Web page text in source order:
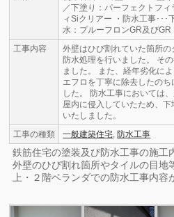
／下塗り：パーフェクトフ
ィSiクリアー ・防水工事･･･
水：プルーフロンGR及びGR
工事内容
外壁はひび割れていた箇所の
防水処理を行いました。 そ
ました。 また、経年劣化に
エフロを丁寧に除去したの
した。 防水工事においては
屋内に侵入していたため、
いたしました。
工事の種類
一般建築住宅 ,防水工事
鉄筋住宅の塗装及び防水工事の施工
外壁のひび割れ箇所やタイルの目地
上・２階ベランダでの防水工事内容